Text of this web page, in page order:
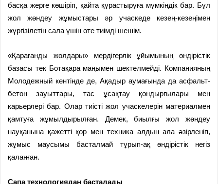
басқа жерге көшіріп, қайта құрастыруға мүмкіндік бар. Бұл
жол жөндеу жұмыстары әр учаскеде кезең-кезеңімен
жүргізілетін сала үшін өте тиімді шешім.
«Қарағанды жолдары» мердігерлік ұйымының өндірістік
базасы тек Ботақара маңымен шектелмейді. Компанияның
Молодежный кентінде де, Ақадыр аумағында да асфальт-
бетон зауыттары, тас ұсақтау қондырғылары мен
карьерлері бар. Олар тиісті жол учаскелерін материалмен
қамтуға жұмылдырылған. Демек, биылғы жол жөндеу
науқанына қажетті қор мен техника алдын ала әзірленіп,
жұмыс маусымы басталмай тұрып-ақ өндірістік негіз
қаланған.
Сапа технологиядан басталады